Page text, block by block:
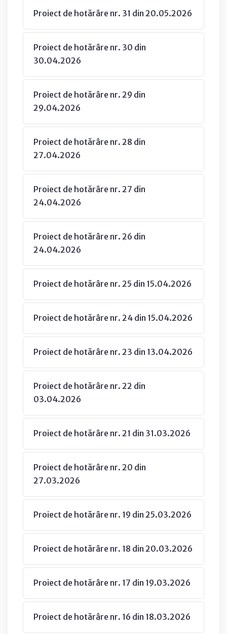
Proiect de hotărâre nr. 31 din 20.05.2026
Proiect de hotărâre nr. 30 din
30.04.2026
Proiect de hotărâre nr. 29 din
29.04.2026
Proiect de hotărâre nr. 28 din
27.04.2026
Proiect de hotărâre nr. 27 din
24.04.2026
Proiect de hotărâre nr. 26 din
24.04.2026
Proiect de hotărâre nr. 25 din 15.04.2026
Proiect de hotărâre nr. 24 din 15.04.2026
Proiect de hotărâre nr. 23 din 13.04.2026
Proiect de hotărâre nr. 22 din
03.04.2026
Proiect de hotărâre nr. 21 din 31.03.2026
Proiect de hotărâre nr. 20 din
27.03.2026
Proiect de hotărâre nr. 19 din 25.03.2026
Proiect de hotărâre nr. 18 din 20.03.2026
Proiect de hotărâre nr. 17 din 19.03.2026
Proiect de hotărâre nr. 16 din 18.03.2026